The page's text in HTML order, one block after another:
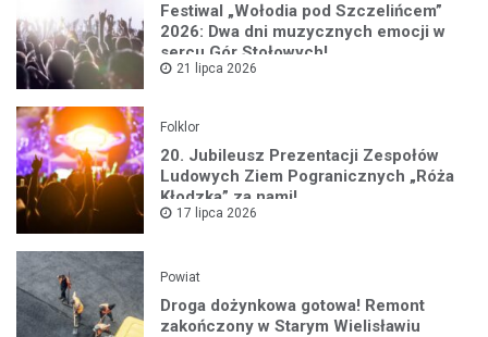
Festiwal „Wołodia pod Szczelińcem”
2026: Dwa dni muzycznych emocji w
sercu Gór Stołowych!
21 lipca 2026
Folklor
20. Jubileusz Prezentacji Zespołów
Ludowych Ziem Pogranicznych „Róża
Kłodzka” za nami!
17 lipca 2026
Powiat
Droga dożynkowa gotowa! Remont
zakończony w Starym Wielisławiu